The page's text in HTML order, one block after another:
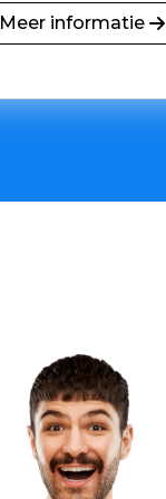
Meer informatie